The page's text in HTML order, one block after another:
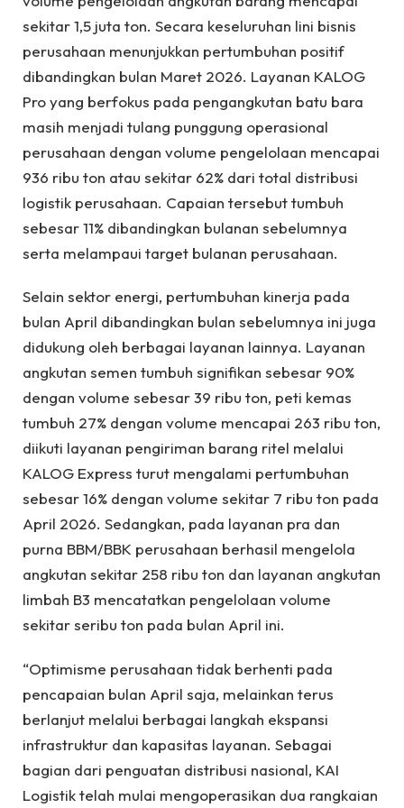
sekitar 1,5 juta ton. Secara keseluruhan lini bisnis
perusahaan menunjukkan pertumbuhan positif
dibandingkan bulan Maret 2026. Layanan KALOG
Pro yang berfokus pada pengangkutan batu bara
masih menjadi tulang punggung operasional
perusahaan dengan volume pengelolaan mencapai
936 ribu ton atau sekitar 62% dari total distribusi
logistik perusahaan. Capaian tersebut tumbuh
sebesar 11% dibandingkan bulanan sebelumnya
serta melampaui target bulanan perusahaan.
Selain sektor energi, pertumbuhan kinerja pada
bulan April dibandingkan bulan sebelumnya ini juga
didukung oleh berbagai layanan lainnya. Layanan
angkutan semen tumbuh signifikan sebesar 90%
dengan volume sebesar 39 ribu ton, peti kemas
tumbuh 27% dengan volume mencapai 263 ribu ton,
diikuti layanan pengiriman barang ritel melalui
KALOG Express turut mengalami pertumbuhan
sebesar 16% dengan volume sekitar 7 ribu ton pada
April 2026. Sedangkan, pada layanan pra dan
purna BBM/BBK perusahaan berhasil mengelola
angkutan sekitar 258 ribu ton dan layanan angkutan
limbah B3 mencatatkan pengelolaan volume
sekitar seribu ton pada bulan April ini.
“Optimisme perusahaan tidak berhenti pada
pencapaian bulan April saja, melainkan terus
berlanjut melalui berbagai langkah ekspansi
infrastruktur dan kapasitas layanan. Sebagai
bagian dari penguatan distribusi nasional, KAI
Logistik telah mulai mengoperasikan dua rangkaian